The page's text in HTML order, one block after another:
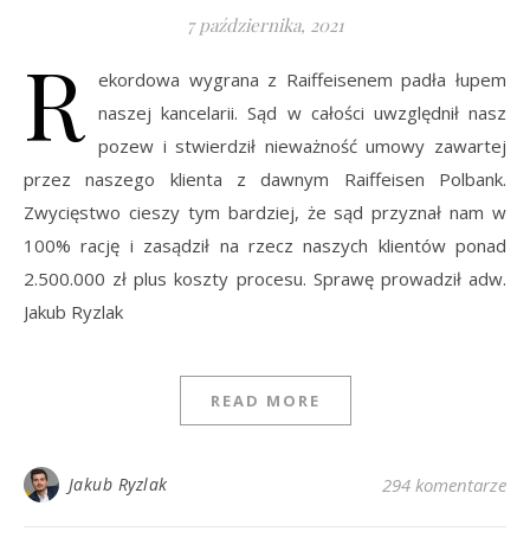
7 października, 2021
R ekordowa wygrana z Raiffeisenem padła łupem
naszej kancelarii. Sąd w całości uwzględnił nasz
pozew i stwierdził nieważność umowy zawartej
przez naszego klienta z dawnym Raiffeisen Polbank.
Zwycięstwo cieszy tym bardziej, że sąd przyznał nam w
100% rację i zasądził na rzecz naszych klientów ponad
2.500.000 zł plus koszty procesu. Sprawę prowadził adw.
Jakub Ryzlak
READ MORE
Jakub Ryzlak 294 komentarze